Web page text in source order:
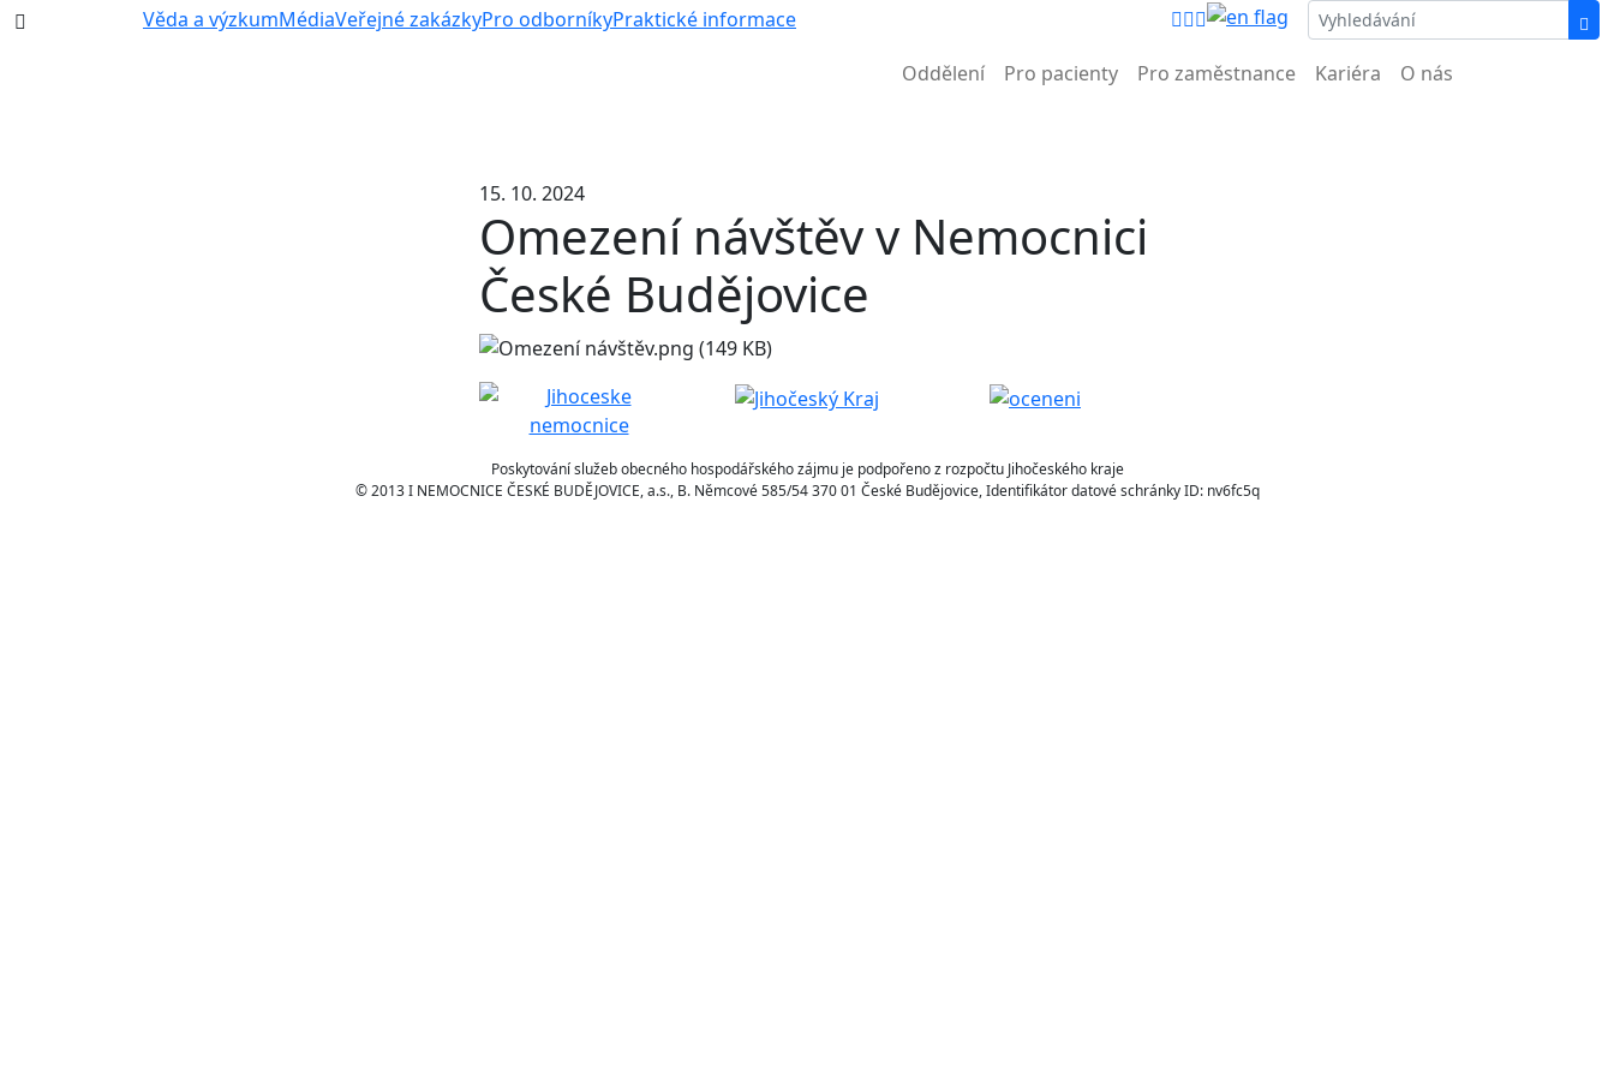
Věda a výzkumMédiaVeřejné zakázkyPro odborníkyPraktické informace
Oddělení Pro pacienty Pro zaměstnance Kariéra O nás
15. 10. 2024
Omezení návštěv v Nemocnici
České Budějovice
Poskytování služeb obecného hospodářského zájmu je podpořeno z rozpočtu Jihočeského kraje
© 2013 I NEMOCNICE ČESKÉ BUDĚJOVICE, a.s., B. Němcové 585/54 370 01 České Budějovice, Identifikátor datové schránky ID: nv6fc5q